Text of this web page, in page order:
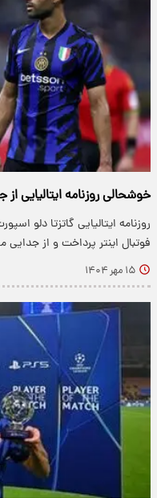
خوشحالی روزنامه ایتالیایی
روزنامه ایتالیایی گاتزتا دلو
فوتبال اینتر پرداخت و از
۱۵ مهر ۱۴۰۴